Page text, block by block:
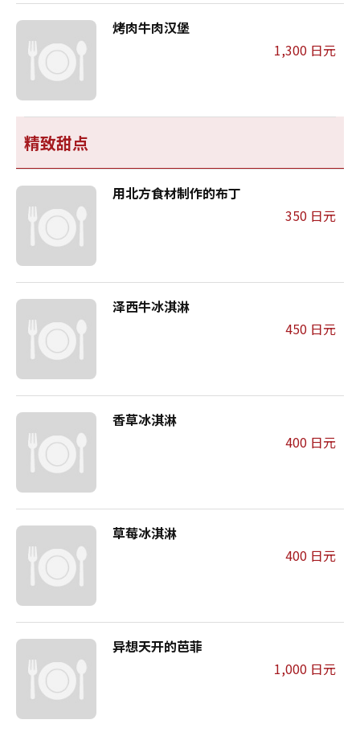
烤肉牛肉汉堡
1,300 日元
精致甜点
用北方食材制作的布丁
350 日元
泽西牛冰淇淋
450 日元
香草冰淇淋
400 日元
草莓冰淇淋
400 日元
异想天开的芭菲
1,000 日元